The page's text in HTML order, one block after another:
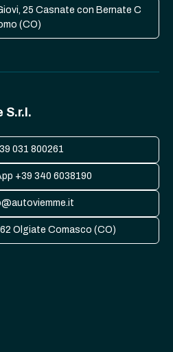
25 Casnate con Bernate C
(CO)
S.r.l.
031 800261
+39 340 6038190
Olgiate Comasco (CO)